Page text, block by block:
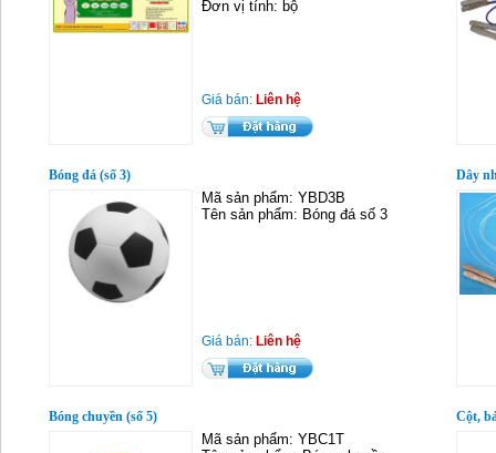
Đơn vị tính: bộ
Giá bán: Liên hệ
Bóng đá (số 3)
Mã sản phẩm: YBD3B
Tên sản phẩm: Bóng đá số 3
Giá bán: Liên hệ
Dây
Bóng chuyền (số 5)
Mã sản phẩm: YBC1T
Cột,